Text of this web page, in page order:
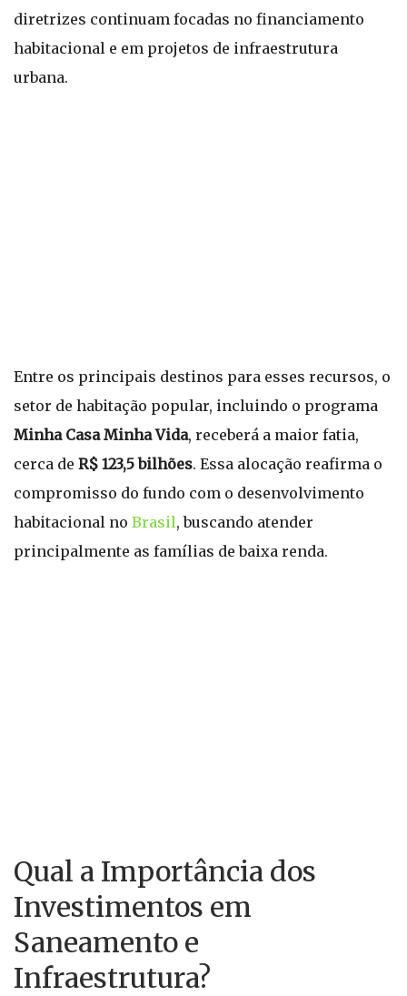
diretrizes continuam focadas no financiamento
habitacional e em projetos de infraestrutura
urbana.
Entre os principais destinos para esses recursos, o
setor de habitação popular, incluindo o programa
Minha Casa Minha Vida, receberá a maior fatia,
cerca de R$ 123,5 bilhões. Essa alocação reafirma o
compromisso do fundo com o desenvolvimento
habitacional no Brasil, buscando atender
principalmente as famílias de baixa renda.
Qual a Importância dos
Investimentos em
Saneamento e
Infraestrutura?
PUBLICIDADE